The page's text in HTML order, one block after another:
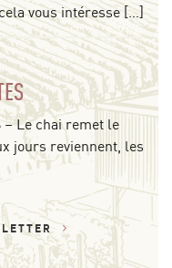
vous intéresse […]
– Le chai remet le
jours reviennent, les